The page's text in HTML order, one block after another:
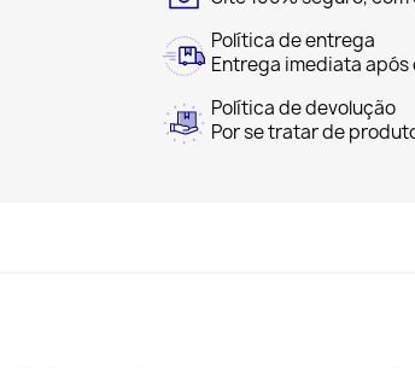
Política de entrega
Entrega imediata
Política de devolução
Por se tratar de